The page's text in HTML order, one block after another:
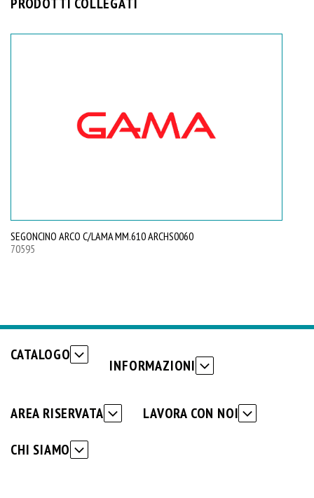
SEGONCINO ARCO C/LAMA MM.610 ARCHS0060
70595
CHI SIAMO
CATALOGO
INFORMAZIONI
AREA RISERVATA LAVORA CON NOI